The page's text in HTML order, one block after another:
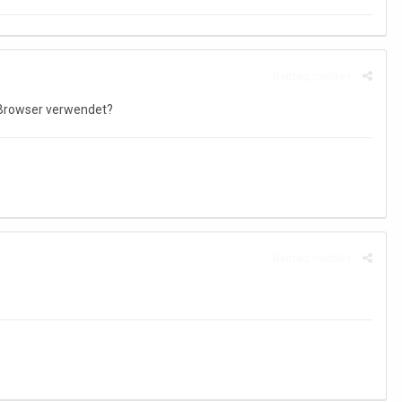
verwendet?